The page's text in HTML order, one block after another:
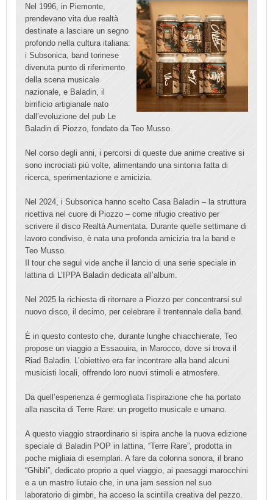
Nel 1996, in Piemonte,
prendevano vita due realtà
destinate a lasciare un segno
profondo nella cultura italiana:
i Subsonica, band torinese
divenuta punto di riferimento
della scena musicale
nazionale, e Baladin, il
birrificio artigianale nato
dall’evoluzione del pub Le
Baladin di Piozzo, fondato da Teo Musso.
Nel corso degli anni, i percorsi di queste due anime creative si
sono incrociati più volte, alimentando una sintonia fatta di
ricerca, sperimentazione e amicizia.
Nel 2024, i Subsonica hanno scelto Casa Baladin – la struttura
ricettiva nel cuore di Piozzo – come rifugio creativo per
scrivere il disco Realtà Aumentata. Durante quelle settimane di
lavoro condiviso, è nata una profonda amicizia tra la band e
Teo Musso.
Il tour che seguì vide anche il lancio di una serie speciale in
lattina di L’IPPA Baladin dedicata all’album.
Nel 2025 la richiesta di ritornare a Piozzo per concentrarsi sul
nuovo disco, il decimo, per celebrare il trentennale della band.
È in questo contesto che, durante lunghe chiacchierate, Teo
propose un viaggio a Essaouira, in Marocco, dove si trova il
Riad Baladin. L’obiettivo era far incontrare alla band alcuni
musicisti locali, offrendo loro nuovi stimoli e atmosfere.
Da quell’esperienza è germogliata l’ispirazione che ha portato
alla nascita di Terre Rare: un progetto musicale e umano.
A questo viaggio straordinario si ispira anche la nuova edizione
speciale di Baladin POP in lattina, “Terre Rare”, prodotta in
poche migliaia di esemplari. A fare da colonna sonora, il brano
“Ghibli”, dedicato proprio a quel viaggio, ai paesaggi marocchini
e a un mastro liutaio che, in una jam session nel suo
laboratorio di gimbri, ha acceso la scintilla creativa del pezzo.